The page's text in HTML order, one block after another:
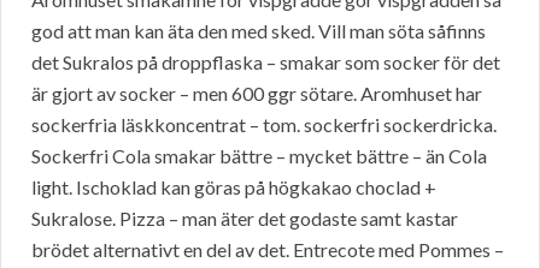
god att man kan äta den med sked. Vill man söta såfinns
det Sukralos på droppflaska – smakar som socker för det
är gjort av socker – men 600 ggr sötare. Aromhuset har
sockerfria läskkoncentrat – tom. sockerfri sockerdricka.
Sockerfri Cola smakar bättre – mycket bättre – än Cola
light. Ischoklad kan göras på högkakao choclad +
Sukralose. Pizza – man äter det godaste samt kastar
brödet alternativt en del av det. Entrecote med Pommes –